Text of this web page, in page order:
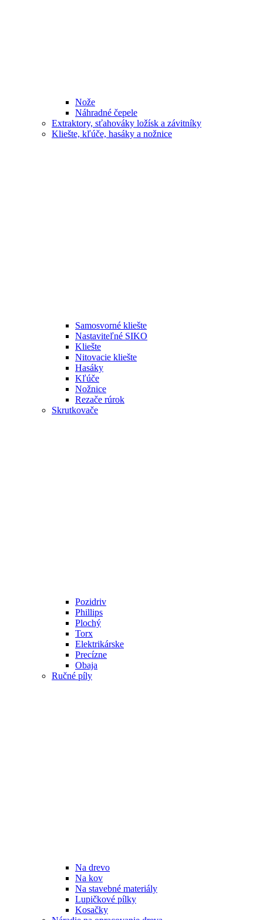
Nože
Náhradné čepele
Extraktory, sťahováky ložísk a závitníky
Kliešte, kľúče, hasáky a nožnice
Samosvorné kliešte
Nastaviteľné SIKO
Kliešte
Nitovacie kliešte
Hasáky
Kľúče
Nožnice
Rezače rúrok
Skrutkovače
Pozidriv
Phillips
Plochý
Torx
Elektrikárske
Precízne
Obaja
Ručné píly
Na drevo
Na kov
Na stavebné materiály
Lupičkové pílky
Kosačky